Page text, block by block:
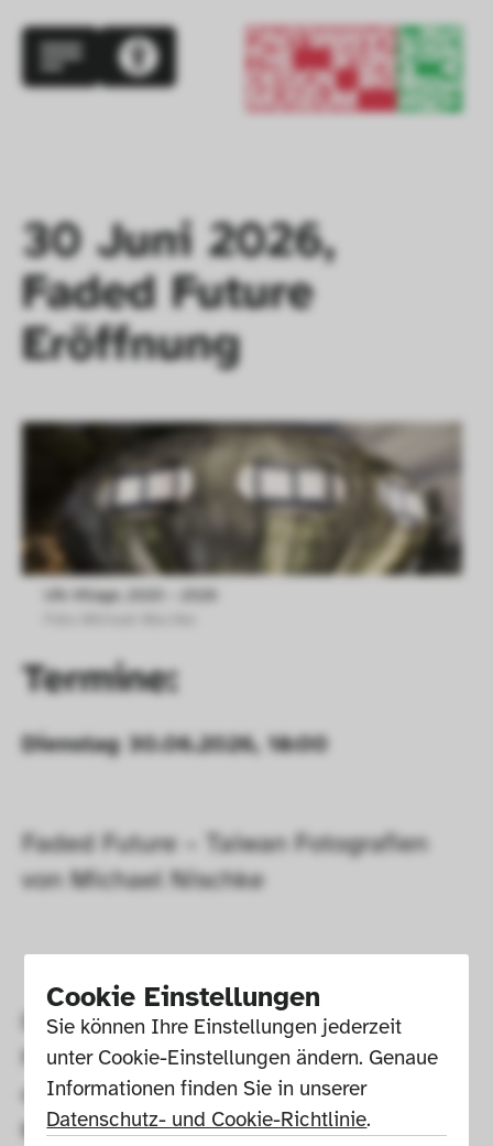
Cookie Einstellungen
Sie können Ihre Einstellungen jederzeit
unter Cookie-Einstellungen ändern. Genaue
Informationen finden Sie in unserer
Datenschutz- und Cookie-Richtlinie.
30 Juni 2026,
Faded Future
Eröffnung
Ufo Village, 2020 – 2026
Termine:
Dienstag 30.06.2026, 18:00
Faded Future – Taiwan Fotografien
von Michael Nischke
Die Ausstellung FADED FUTURE im
FUTURO-Haus von Matti Suuronen, vor
dem Haupteingang der Pinakothek der
Moderne, zeigt – in einer kontrastreichen